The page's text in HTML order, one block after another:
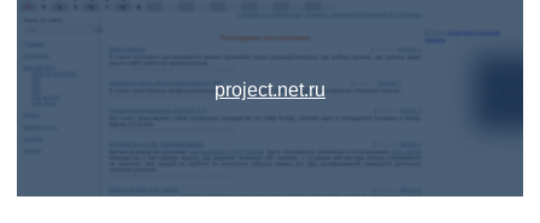
project.net.ru